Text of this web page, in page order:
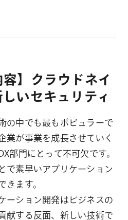
容】クラウドネイ
いセキュリティ
の中でも最もポピュラーで
業が事業を成長させていく
部門にとって不可欠です。
で素早いアプリケーション
きます。
ーション開発はビジネスの
献する反面、新しい技術で